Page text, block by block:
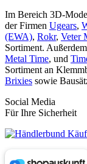
Im Bereich 3D-
der Firmen Ugears,
(EWA), Rokr, Veter
Sortiment.
Metal Time, und
Sortiment an
Brixies sowie
Social Media
Für Ihre Sicherheit